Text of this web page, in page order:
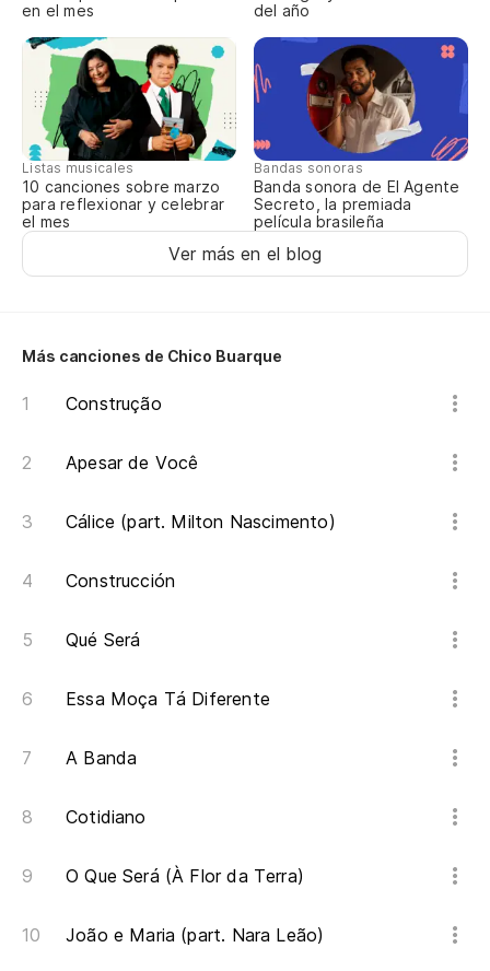
en el mes
del año
Listas musicales
10 canciones sobre marzo
para reflexionar y celebrar
el mes
Bandas sonoras
Banda sonora de El Agente
Secreto, la premiada
película brasileña
Ver más en el blog
Más canciones de Chico Buarque
Construção
Apesar de Você
Cálice (part. Milton Nascimento)
Construcción
Qué Será
Essa Moça Tá Diferente
A Banda
Cotidiano
O Que Será (À Flor da Terra)
João e Maria (part. Nara Leão)